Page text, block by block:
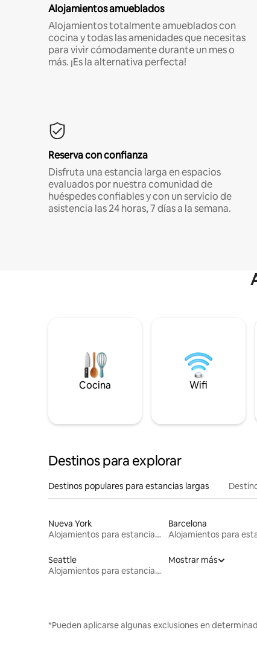
Alojamientos amueblados
Alojamientos totalmente amueblados con
cocina y todas las amenidades que necesitas
para vivir cómodamente durante un mes o
más. ¡Es la alternativa perfecta!
Reserva con confianza
Disfruta una estancia larga en espacios
evaluados por nuestra comunidad de
huéspedes confiables y con un servicio de
asistencia las 24 horas, 7 días a la semana.
Cocina Wifi
Destinos para explorar
Destinos populares para estancias largas
Nueva York
Alojamientos para estancias largas
Barcelona
Seattle
Alojamientos para estancias largas
Mostrar más
*Pueden aplicarse algunas exclusiones en